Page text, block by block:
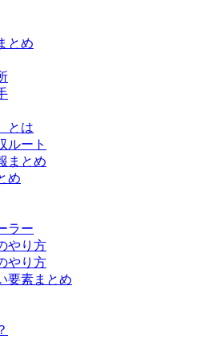
とめ
とは
ルート
まとめ
め
ラー
やり方
やり方
要素まとめ